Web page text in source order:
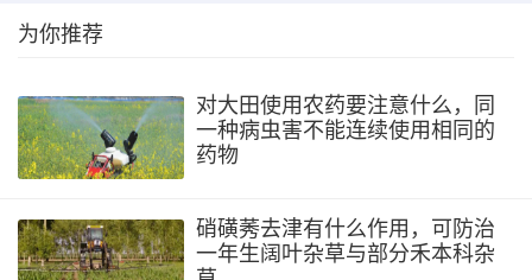
为你推荐
对大田使用农药要注意什么，同
一种病虫害不能连续使用相同的
药物
硝磺莠去津有什么作用，可防治
一年生阔叶杂草与部分禾本科杂